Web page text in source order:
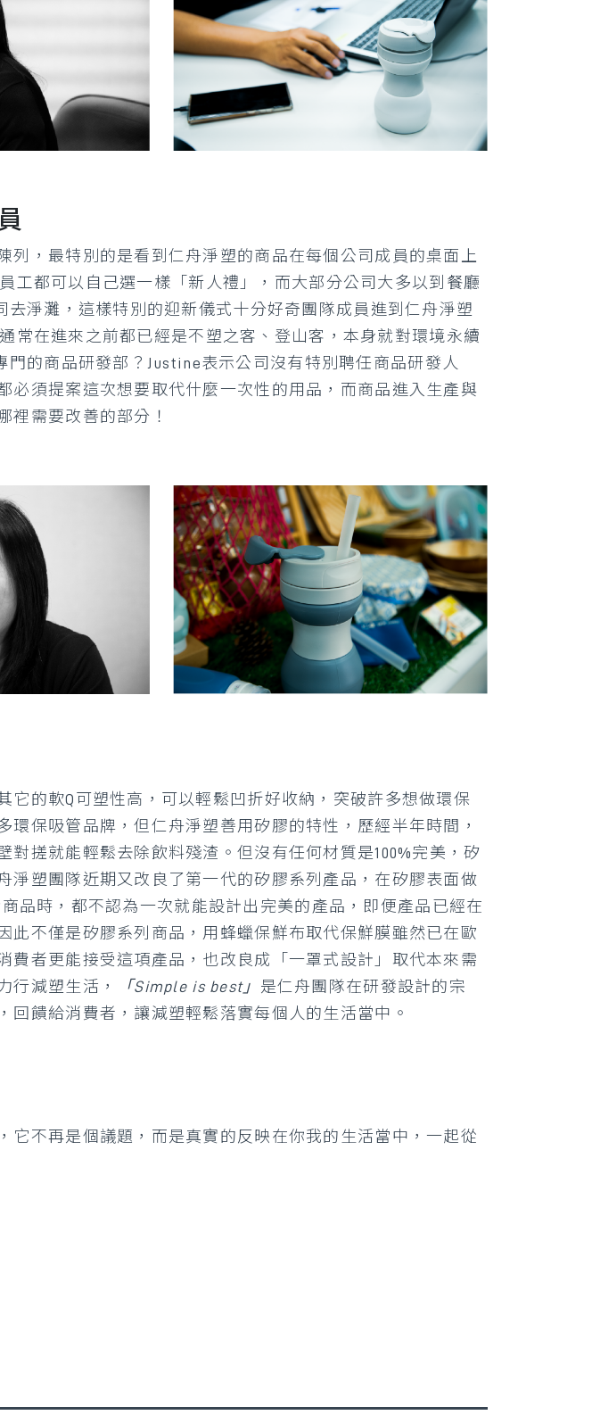
，最特別的是看到仁舟淨塑的商品在每個公司成員的桌面上
工都可以自己選一樣「新人禮」，而大部分公司大多以到餐廳
淨灘，這樣特別的迎新儀式十分好奇團隊成員進到仁舟淨塑
常在進來之前都已經是不塑之客、登山客，本身就對環境永續
的商品研發部？Justine表示公司沒有特別聘任商品研發人
必須提案這次想要取代什麼一次性的用品，而商品進入生產與
裡需要改善的部分！
的軟Q可塑性高，可以輕鬆凹折好收納，突破許多想做環保
保吸管品牌，但仁舟淨塑善用矽膠的特性，歷經半年時間，
搓就能輕鬆去除飲料殘渣。但沒有任何材質是100%完美，矽
塑團隊近期又改良了第一代的矽膠系列產品，在矽膠表面做
品時，都不認為一次就能設計出完美的產品，即便產品已經在
不僅是矽膠系列商品，用蜂蠟保鮮布取代保鮮膜雖然已在歐
者更能接受這項產品，也改良成「一罩式設計」取代本來需
行減塑生活，
「Simple is best」 是仁舟團隊在研發設計的宗
饋給消費者，讓減塑輕鬆落實每個人的生活當中。
它不再是個議題，而是真實的反映在你我的生活當中，一起從